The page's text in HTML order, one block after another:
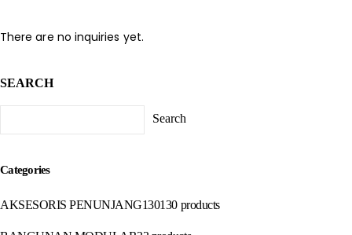
There are no inquiries yet.
SEARCH
Search
Categories
AKSESORIS PENUNJANG130130 products